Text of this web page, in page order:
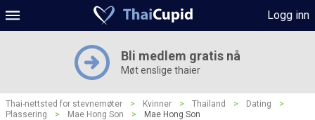
Logg inn
Bli medlem gratis nå
Møt enslige thaier
Thai-nettsted for stevnemøter > Kvinner > Thailand > Dating
>
Plassering
> Mae Hong Son > Mae Hong Son